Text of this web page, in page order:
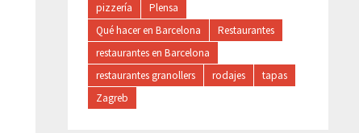
pizzería
Plensa
Qué hacer en Barcelona
Restaurantes
restaurantes en Barcelona
restaurantes granollers
rodajes
tapas
Zagreb